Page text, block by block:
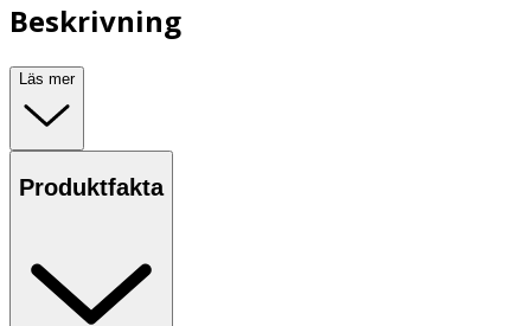
Beskrivning
Läs mer
Produktfakta